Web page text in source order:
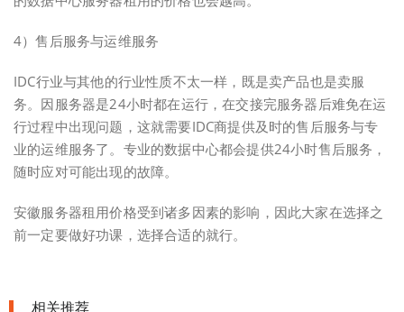
4）售后服务与运维服务
IDC行业与其他的行业性质不太一样，既是卖产品也是卖服
务。因服务器是24小时都在运行，在交接完服务器后难免在运
行过程中出现问题，这就需要IDC商提供及时的售后服务与专
业的运维服务了。专业的数据中心都会提供24小时售后服务，
随时应对可能出现的故障。
安徽服务器租用价格受到诸多因素的影响，因此大家在选择之
前一定要做好功课，选择合适的就行。
相关推荐